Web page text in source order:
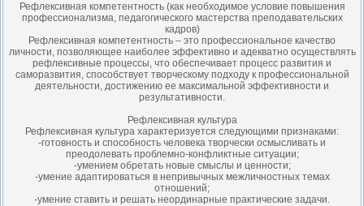
Рефлексивная компетентность (как необходимое условие повышения
профессионализма, педагогического мастерства преподавательских
кадров)
Рефлексивная компетентность – это профессиональное качество
личности, позволяющее наиболее эффективно и адекватно осуществлять
рефлексивные процессы, что обеспечивает процесс развития и
саморазвития, способствует творческому подходу к профессиональной
деятельности, достижению ее максимальной эффективности и
результативности.
Рефлексивная культура
Рефлексивная культура характеризуется следующими признаками:
-готовность и способность человека творчески осмысливать и
преодолевать проблемно-конфликтные ситуации;
-умением обретать новые смыслы и ценности;
-умение адаптироваться в непривычных межличностных темах
отношений;
-умение ставить и решать неординарные практические задачи.